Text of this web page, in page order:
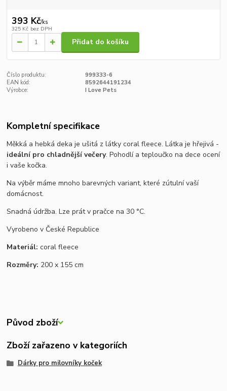
393 Kč/ks
325 Kč bez DPH
Přidat do košíku
Číslo produktu:
999333-6
EAN kód:
8592644191234
Výrobce:
I Love Pets
Kompletní specifikace
Měkká a hebká deka je ušitá z látky coral fleece. Látka je hřejivá -
ideální pro chladnější večery. Pohodlí a teploučko na dece ocení
i vaše kočka.
Na výběr máme mnoho barevných variant, které zútulní vaší
domácnost.
Snadná údržba. Lze prát v pračce na 30 °C.
Vyrobeno v České Republice
Materiál: coral fleece
Rozměry: 200 x 155 cm
Původ zboží
Zboží zařazeno v kategoriích
Dárky pro milovníky koček